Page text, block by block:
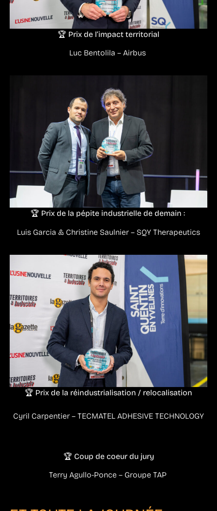
🏆 Prix de l’impact territorial
Luc Bentolila – Airbus
🏆 Prix de la pépite industrielle de demain :
Luis Garcia & Christine Saulnier – SQY Therapeutics
🏆 Prix de la réindustrialisation / relocalisation
Cyril Carpentier – TECMATEL ADHESIVE TECHNOLOGY
🏆 Coup de coeur du jury
Terry Agullo-Ponce – Groupe TAP